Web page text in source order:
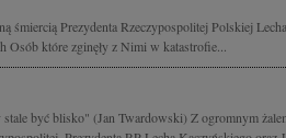
śmiercią Prezydenta Rzeczypospolitej Polskiej
które zginęły z Nimi w katastrofie...
stale być blisko" (Jan Twardowski) Z ogromnym